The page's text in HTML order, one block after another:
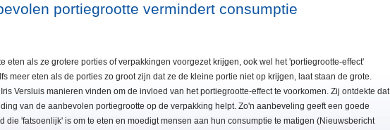
portiegrootte vermindert consumptie
eten als ze grotere porties of verpakkingen voorgezet krijgen, ook wel het 'portiegrootte-effect'
meer eten als de porties zo groot zijn dat ze de kleine portie niet op krijgen, laat staan de grote.
Versluis manieren vinden om de invloed van het portiegrootte-effect te voorkomen. Zij ontdekte dat
van de aanbevolen portiegrootte op de verpakking helpt. Zo'n aanbeveling geeft een goede
die 'fatsoenlijk' is om te eten en moedigt mensen aan hun consumptie te matigen (Nieuwsbericht